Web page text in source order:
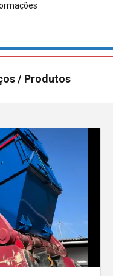
/ Produtos